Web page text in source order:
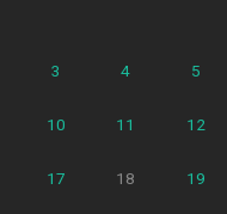
3 4 5
10 11 12
17 18 19